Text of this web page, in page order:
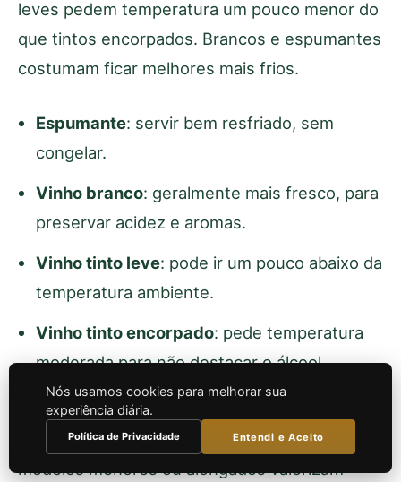
leves pedem temperatura um pouco menor do
que tintos encorpados. Brancos e espumantes
costumam ficar melhores mais frios.
Espumante: servir bem resfriado, sem
congelar.
Vinho branco: geralmente mais fresco, para
preservar acidez e aromas.
Vinho tinto leve: pode ir um pouco abaixo da
temperatura ambiente.
Vinho tinto encorpado: pede temperatura
moderada para não destacar o álcool.
Usar ataçaadequada também ajuda. Taças
mais amplas favorecem tintos, enquanto
modelos menores ou alongados valorizam
Nós usamos cookies para melhorar sua
experiência diária.
Política de Privacidade Entendi e Aceito